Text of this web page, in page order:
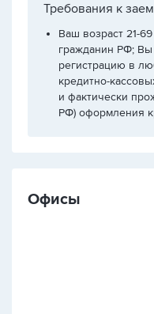
Требования к
Ваш возраст 21-
гражданин РФ;
регистрацию в
кредитно-
и фактически
РФ) оформления
Офисы